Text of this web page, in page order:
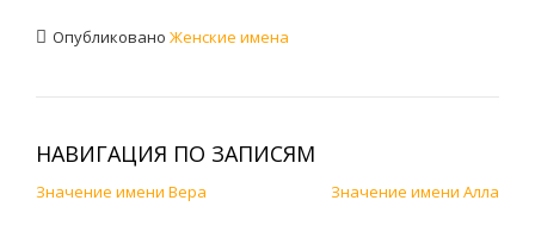
Опубликовано Женские имена
НАВИГАЦИЯ ПО ЗАПИСЯМ
Значение имени Вера Значение имени Алла